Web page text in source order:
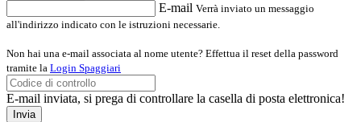
E-mail Verrà inviato un messaggio
all'indirizzo indicato con le istruzioni necessarie.
Non hai una e-mail associata al nome utente? Effettua il reset della password
tramite la Login Spaggiari
E-mail inviata, si prega di controllare la casella di posta elettronica!